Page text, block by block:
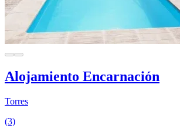
Alojamiento Encarnación
Torres
(3)